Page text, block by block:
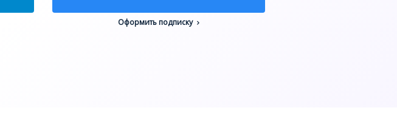
Оформить подписку